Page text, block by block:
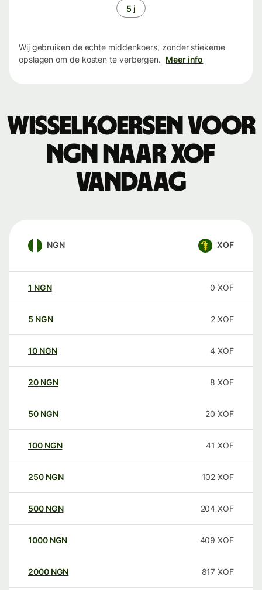
5 j
Wij gebruiken de echte middenkoers, zonder stiekeme
opslagen om de kosten te verbergen. Meer info
Wisselkoersen voor
NGN naar XOF
vandaag
NGN XOF
1 NGN 0 XOF
5 NGN 2 XOF
10 NGN 4 XOF
20 NGN 8 XOF
50 NGN 20 XOF
100 NGN 41 XOF
250 NGN 102 XOF
500 NGN 204 XOF
1000 NGN 409 XOF
2000 NGN 817 XOF